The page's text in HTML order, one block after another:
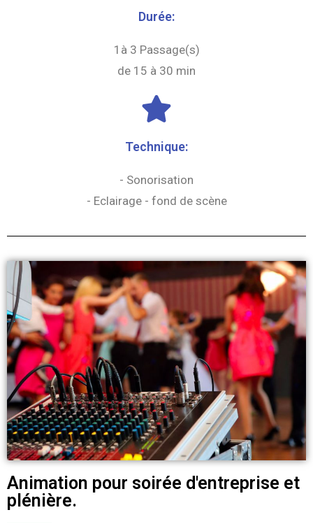
Durée:
1à 3 Passage(s)
de 15 à 30 min
Technique:
- Sonorisation
- Eclairage - fond de scène
Animation pour soirée d'entreprise et
plénière.